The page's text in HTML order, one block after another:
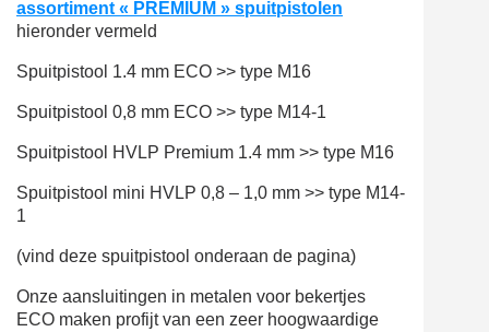
assortiment « PREMIUM » spuitpistolen
hieronder vermeld
Spuitpistool 1.4 mm ECO >> type M16
Spuitpistool 0,8 mm ECO >> type M14-1
Spuitpistool HVLP Premium 1.4 mm >> type M16
Spuitpistool mini HVLP 0,8 – 1,0 mm >> type M14-
1
(vind deze spuitpistool onderaan de pagina)
Onze aansluitingen in metalen voor bekertjes
ECO maken profijt van een zeer hoogwaardige